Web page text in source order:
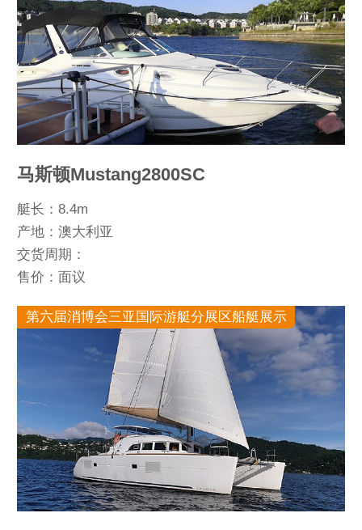
马斯顿Mustang2800SC
艇长：8.4m
产地：澳大利亚
交货周期：
售价：面议
第六届消博会三亚国际游艇分展区船艇展示